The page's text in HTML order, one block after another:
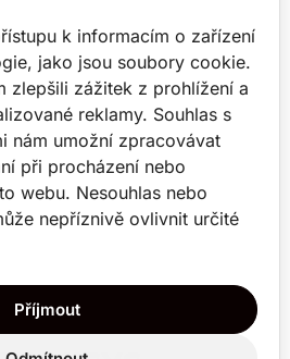
k informacím o zařízení
jako jsou soubory cookie.
zlepšili zážitek z prohlížení a
reklamy. Souhlas s
nám umožní zpracovávat
při procházení nebo
webu. Nesouhlas nebo
nepříznivě ovlivnit určité
Příjmout
30 dní zdarma